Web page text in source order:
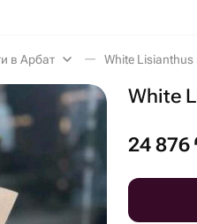
в Арбат White
White
24 876